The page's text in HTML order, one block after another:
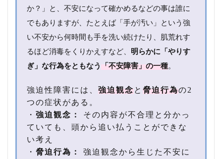
ド そ
の2
空気
を読
まな
いボ
なな
り森
下さ
んは
結婚
して
る？
か？」と、不安になって確かめるなどの事は誰に
でもありますが、たとえば「手が汚い」という強
い不安から何時間も手を洗い続けたり、肌荒れす
るほど消毒をくりかえすなど、 明らかに「やりす
ぎ」な行為をともなう
「不安障害」の一種。
強迫性障害には、 強迫観念と 脅迫行為の2
つの症状がある。
・ 強迫観念：
その内容が不合理と分かっ
ていても、頭から追い払うことができな
い考え
・ 脅迫行為：
強迫観念から生じた不安に